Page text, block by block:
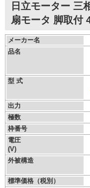
日立モーター 三
扇モータ 脚取付
メーカー名
品名
型 式
出力
極数
枠番号
電圧
(V)
外被構造
標準価格（税別）